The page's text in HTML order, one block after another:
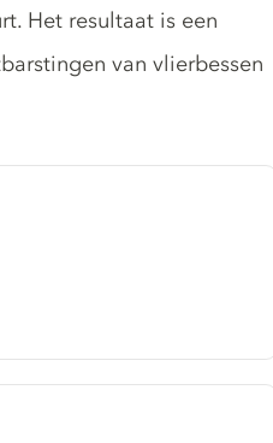
Het resultaat is een
van vlierbessen